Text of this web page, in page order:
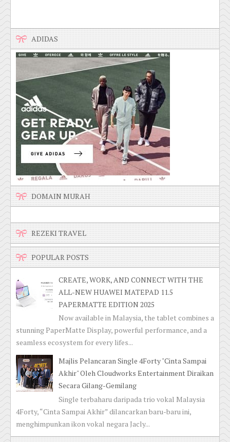
ADIDAS
DOMAIN MURAH
REZEKI TRAVEL
POPULAR POSTS
CREATE, WORK, AND CONNECT WITH THE
ALL-NEW HUAWEI MATEPAD 11.5
PAPERMATTE EDITION 2025
Now available in Malaysia, the tablet combines a
stunning PaperMatte Display, powerful performance, and a
seamless ecosystem for every lifes...
Majlis Pelancaran Single 4Forty "Cinta Sampai
Akhir" Oleh Cloudworks Entertainment Diraikan
Secara Gilang-Gemilang
Single terbaharu daripada trio vokal Malaysia
4Forty, “Cinta Sampai Akhir” dilancarkan baru-baru ini,
menghimpunkan ikon vokal negara Jacly...